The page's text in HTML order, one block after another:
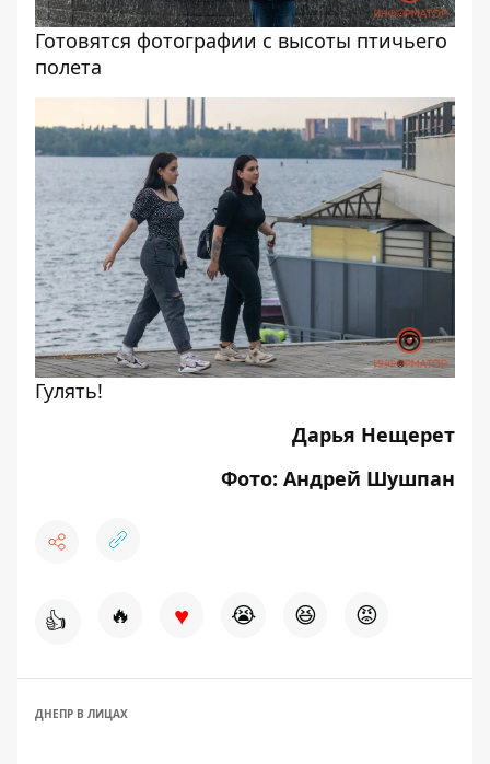
Готовятся фотографии с высоты птичьего
полета
Гулять!
Дарья Нещерет
Фото: Андрей Шушпан
👍 🔥 ♥ 😭 😆 😡
ДНЕПР В ЛИЦАХ